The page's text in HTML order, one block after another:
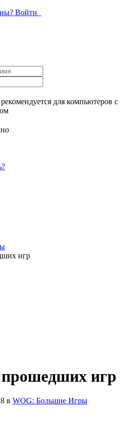
Войти
для компьютеров с
игр
игр
в WOG: Большие Игры